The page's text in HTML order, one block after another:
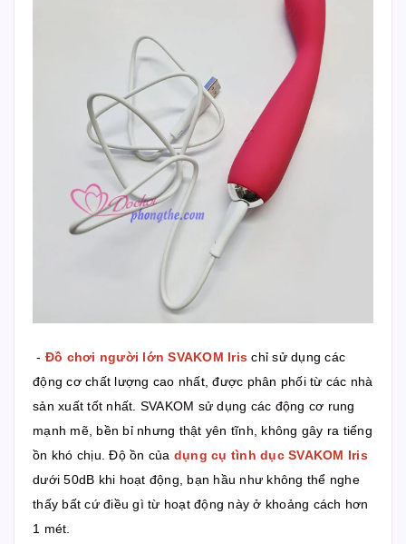
- Đồ chơi người lớn SVAKOM Iris chỉ sử dụng các
động cơ chất lượng cao nhất, được phân phối từ các nhà
sản xuất tốt nhất. SVAKOM sử dụng các động cơ rung
mạnh mẽ, bền bỉ nhưng thật yên tĩnh, không gây ra tiếng
ồn khó chịu. Độ ồn của dụng cụ tình dục SVAKOM Iris
dưới 50dB khi hoạt động, bạn hầu như không thể nghe
thấy bất cứ điều gì từ hoạt động này ở khoảng cách hơn
1 mét.